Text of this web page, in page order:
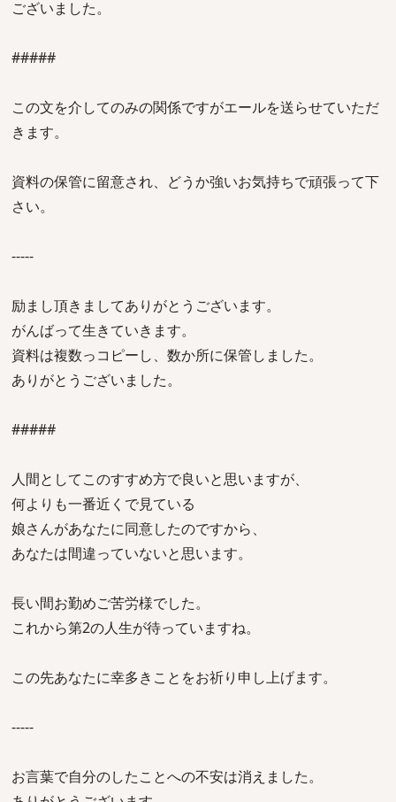
ございました。
#####
この文を介してのみの関係ですがエールを送らせていただ
きます。
資料の保管に留意され、どうか強いお気持ちで頑張って下
さい。
-----
励まし頂きましてありがとうございます。
がんばって生きていきます。
資料は複数っコピーし、数か所に保管しました。
ありがとうございました。
#####
人間としてこのすすめ方で良いと思いますが、
何よりも一番近くで見ている
娘さんがあなたに同意したのですから、
あなたは間違っていないと思います。
長い間お勤めご苦労様でした。
これから第2の人生が待っていますね。
この先あなたに幸多きことをお祈り申し上げます。
-----
お言葉で自分のしたことへの不安は消えました。